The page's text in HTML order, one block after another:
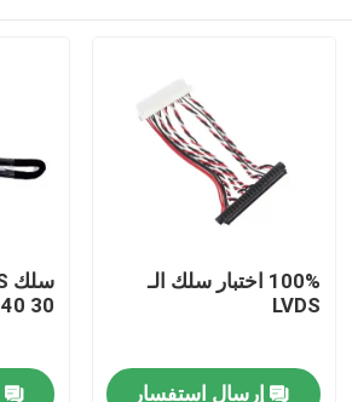
100% اختبار سلك الـ
LVDS
إرسال استفسار
30 40 سنًا